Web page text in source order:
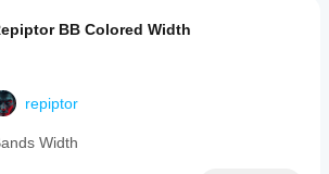
BB Colored Width
repiptor
Width